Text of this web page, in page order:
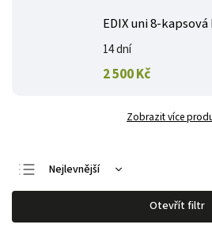
EDIX uni 8-
14 dní
2 500 Kč
Zobrazit více
Nejlevnější
Nejdražší
Nejprodávanější
Otevřít filtr